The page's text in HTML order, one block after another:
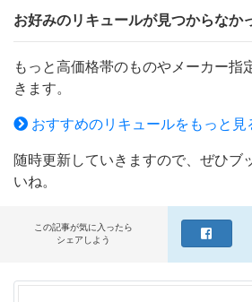
す。またここでは、フランスの産業
ルDVDもご覧いただけます。 リキ
限定 激安 格安 おすすめ 202009hpy
トロー】・「コアントロー」は、オ
れる、世界で最も有名なホワイトキ
の果皮からエッセンスを抽出し、絶
ド。ここから生まれる洗練された味
ほのかな香りが漂います。その高
スはもちろん、オン・ザ・ロックで
ンジリキュール・ホワイトキュラ
ンネル、マテ、ミント、没薬、ラベ
います。 製造工程の中には、これら
定期間浸漬し、そうしてできた混成
ク製の樽で9ヶ月以上熟成するとい
れています。 出来上がったイエーガ
深紅なのですが、ボトルが緑色であ
1年現在、雄のシカが描かれていま
「イエーガーマイスター」というの
人」を意味しており、これは、7〜
で、牡鹿の角に精霊を見た人物が
いう物語に由来しています。 ITEM
トとビター両方を兼ね備えた 複雑
MEISTER イエーガーマイスター 「
お好みのリキュールが見つからなか
もっと高価格帯のものやメーカー指
きます。
おすすめのリキュールをもっと見
随時更新していきますので、ぜひブ
いね。
この記事が気に入ったら
シェアしよう